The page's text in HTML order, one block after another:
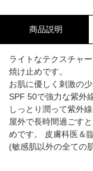
商品説明
ライトなテクスチャ
焼け止めです。
お肌に優しく刺激の少
SPF 50で強力な紫外
しっとり潤って紫外
屋外で長時間過ごす
めです。 皮膚科医＆
(敏感肌以外の全ての